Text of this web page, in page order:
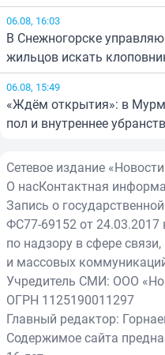
06.08, 16:03
В Снежногорске
жильцов искать
06.08, 15:49
«Ждём открытия»: в
пол и внутреннее
Сетевое издание
О насКонтактная
Запись о
ФС77-69152 от
по надзору в сфере
и массовых
Учредитель СМИ: ООО
ОГРН 1125190011297
Главный редактор:
Содержимое сайта